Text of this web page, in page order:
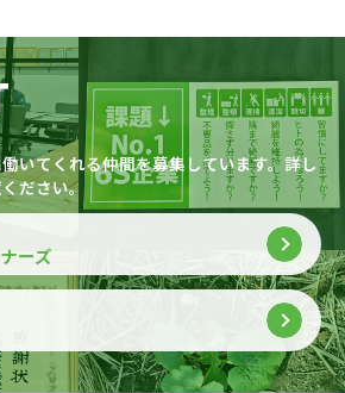
いてくれる仲間を募集しています。詳し
ださい。
ーズ